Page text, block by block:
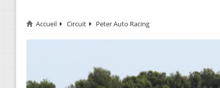
Accueil Circuit Peter Auto Racing